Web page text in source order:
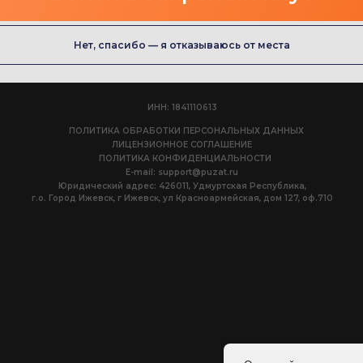
Нет, спасибо — я отказываюсь от места
ИНН: 1841110613
ЛИЦЕНЗИОННОЕ СОГЛАШЕНИЕ
ПОЛИТИКА КОНФИДЕНЦИАЛЬНОСТИ
Юридический адрес: 426011, Удмуртская Республика,
г.о. Город Ижевск, г Ижевск, ул Красноармейская, дом 127, оф.710
E-mail: support@puzat.ru
ПОЛИТИКА ОБРАБОТКИ ПЕРСОНАЛЬНЫХ ДАННЫХ